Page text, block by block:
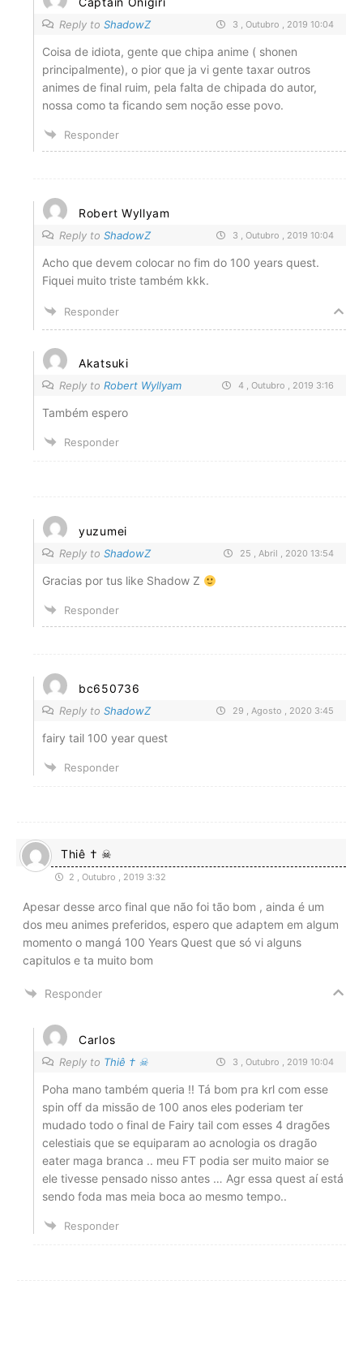
Reply to ShadowZ 3 , Outubro , 2019 10:04
Coisa de idiota, gente que chipa anime ( shonen
principalmente), o pior que ja vi gente taxar outros
animes de final ruim, pela falta de chipada do autor,
nossa como ta ficando sem noção esse povo.
Responder
Robert Wyllyam
Reply to ShadowZ 3 , Outubro , 2019 10:04
Acho que devem colocar no fim do 100 years quest.
Fiquei muito triste também kkk.
Responder
Akatsuki
Reply to Robert Wyllyam 4 , Outubro , 2019 3:16
Também espero
Responder
yuzumei
Reply to ShadowZ 25 , Abril , 2020 13:54
Gracias por tus like Shadow Z
Responder
bc650736
Reply to ShadowZ 29 , Agosto , 2020 3:45
fairy tail 100 year quest
Responder
Thiê † ☠
2 , Outubro , 2019 3:32
Apesar desse arco final que não foi tão bom , ainda é um
dos meu animes preferidos, espero que adaptem em algum
momento o mangá 100 Years Quest que só vi alguns
capitulos e ta muito bom
Responder
Carlos
Reply to Thiê † ☠ 3 , Outubro , 2019 10:04
Poha mano também queria !! Tá bom pra krl com esse
spin off da missão de 100 anos eles poderiam ter
mudado todo o final de Fairy tail com esses 4 dragões
celestiais que se equiparam ao acnologia os dragão
eater maga branca .. meu FT podia ser muito maior se
ele tivesse pensado nisso antes … Agr essa quest aí está
sendo foda mas meia boca ao mesmo tempo..
Responder